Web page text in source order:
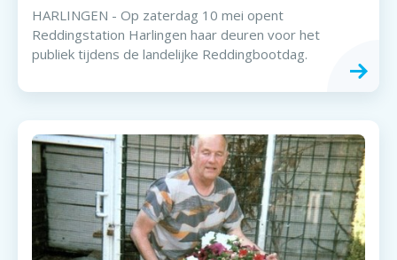
HARLINGEN - Op zaterdag 10 mei opent
Reddingstation Harlingen haar deuren voor het
publiek tijdens de landelijke Reddingbootdag.